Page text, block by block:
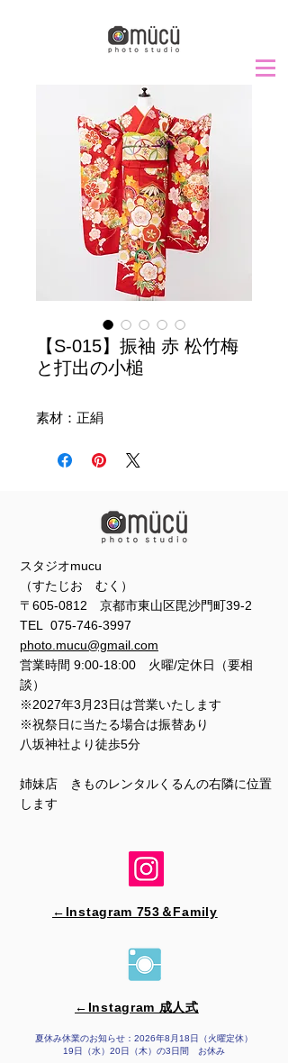
【S-015】振袖 赤 松竹梅
と打出の小槌
素材：正絹
スタジオmucu
（すたじお むく）
〒605-0812 京都市東山区毘沙門町39-2
TEL 075-746-3997
photo.mucu@gmail.com
営業時間 9:00-18:00 火曜/定休日（要相
談）
※2027年3月23日は営業いたします
※祝祭日に当たる場合は振替あり
​​八坂神社より徒歩5分
姉妹店 きものレンタルくるんの右隣に位置
します
←Instagram 753＆​Family
←Instagram 成人式
夏休み休業のお知らせ：2026年8月18日（火曜定休）
19日（水）20日（木）の3日間 お休み